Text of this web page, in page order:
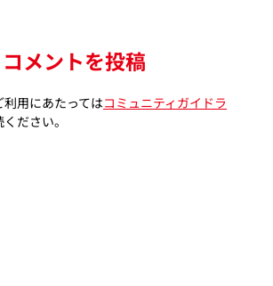
コメントを投稿
用にあたってはコミュニティガイドラ
ださい。